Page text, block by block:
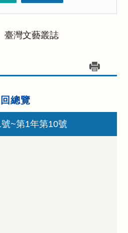
臺灣文藝叢誌
回總覽
~第1年第10號